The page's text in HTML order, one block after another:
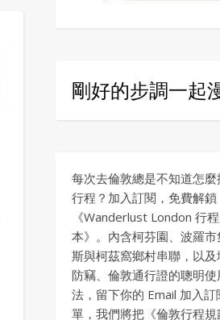
剛好的步調一起
每次去倫敦總是不知道怎麼
行程？加入訂閱，免費解鎖
《Wanderlust London 行
本》。內含柯芬園、波羅市
斯與柯茲窩鄉村串聯，以及
防竊、倫敦通行證的聰明使
法，留下你的 Email 加入訂
單，我們將把《倫敦行程規